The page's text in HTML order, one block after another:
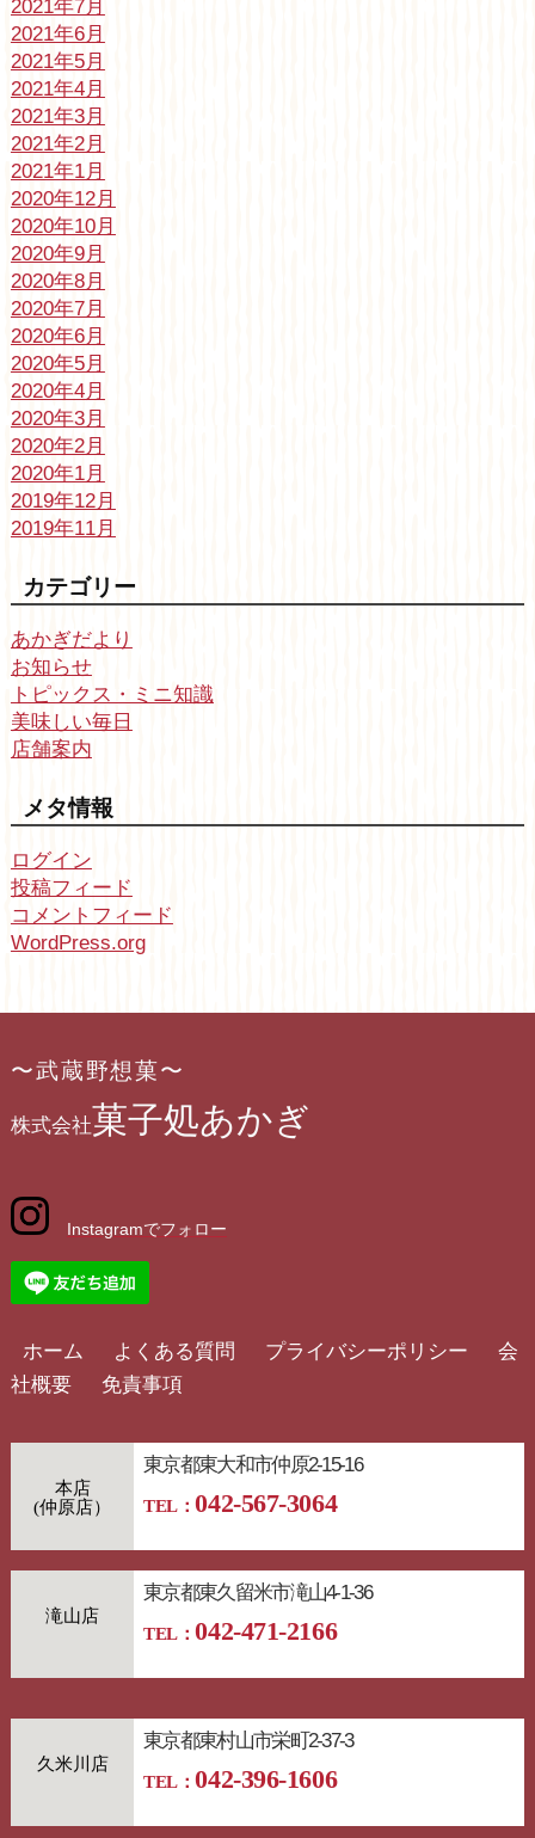
2021年7月
2021年6月
2021年5月
2021年4月
2021年3月
2021年2月
2021年1月
2020年12月
2020年10月
2020年9月
2020年8月
2020年7月
2020年6月
2020年5月
2020年4月
2020年3月
2020年2月
2020年1月
2019年12月
2019年11月
カテゴリー
あかぎだより
お知らせ
トピックス・ミニ知識
美味しい毎日
店舗案内
メタ情報
ログイン
投稿フィード
コメントフィード
WordPress.org
〜武蔵野想菓〜
株式会社菓子処あかぎ
Instagramでフォロー
ホーム よくある質問 プライバシーポリシー
会
社概要
免責事項
本店
東京都東大和市仲原2-15-16
TEL：042-567-3064
滝山店
東京都東久留米市滝山4-1-36
TEL：042-471-2166
久米川店
東京都東村山市栄町2-37-3
TEL：042-396-1606